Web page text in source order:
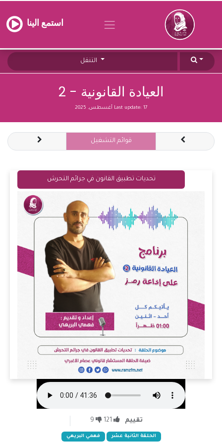
استمع الينا
العيادة القانونية - 2
Last update: 17 أغسطس, 2025
قوائم التشغيل
تحديات تطبيق القانون في جرائم التحرش
تقييم 121
9
الحلقة الثانية عشر فهمي البريهي